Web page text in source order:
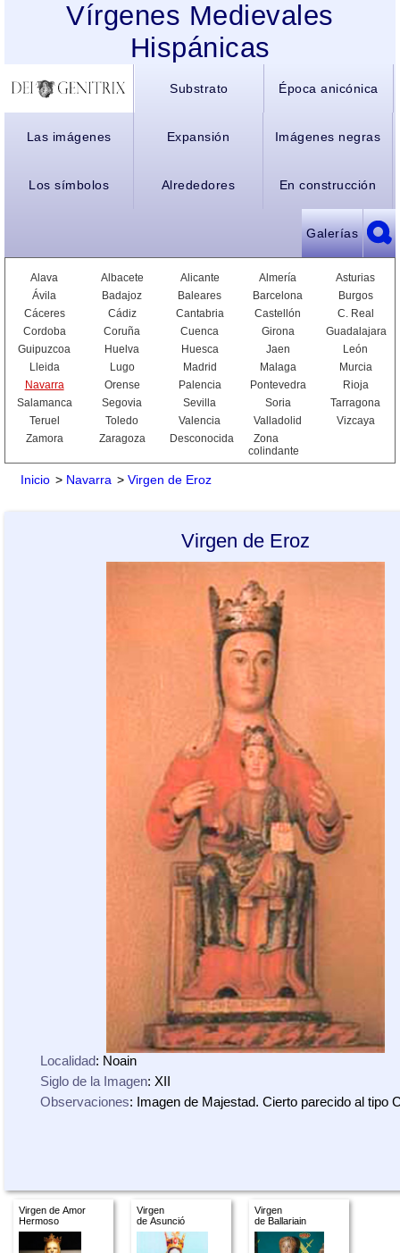
Vírgenes Medievales
Hispánicas
Substrato Época anicónica
Las imágenes Expansión Imágenes negras
Los símbolos Alrededores En construcción
Galerías
Alava Albacete Alicante Almería
Asturias
Ávila
Badajoz Baleares Barcelona
Burgos
Cáceres
Cádiz Cantabria Castellón
C. Real
Cordoba
Coruña Cuenca Girona
Guadalajara
Guipuzcoa
Huelva Huesca Jaen
León
Lleida
Lugo Madrid Malaga
Murcia
Navarra
Orense Palencia Pontevedra
Rioja
Salamanca
Segovia Sevilla Soria
Tarragona
Teruel
Toledo Valencia Valladolid
Vizcaya
Zamora
Zaragoza Desconocida
Zona
colindante
Inicio > Navarra > Virgen de Eroz
Virgen de Eroz
Localidad: Noain
Siglo de la Imagen: XII
Observaciones: Imagen de Majestad. Cierto parecido al tipo
Virgen de Amor
Hermoso
Virgen
de Asunció
Virgen
de Ballariain